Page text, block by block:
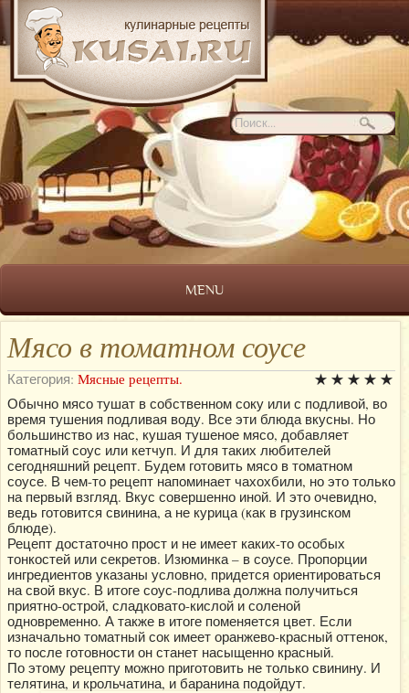
MENU
Мясо в томатном соусе
Категория: Мясные рецепты.
Обычно мясо тушат в собственном соку или с подливой, во
время тушения подливая воду. Все эти блюда вкусны. Но
большинство из нас, кушая тушеное мясо, добавляет
томатный соус или кетчуп. И для таких любителей
сегодняшний рецепт. Будем готовить мясо в томатном
соусе. В чем-то рецепт напоминает чахохбили, но это только
на первый взгляд. Вкус совершенно иной. И это очевидно,
ведь готовится свинина, а не курица (как в грузинском
блюде).
Рецепт достаточно прост и не имеет каких-то особых
тонкостей или секретов. Изюминка – в соусе. Пропорции
ингредиентов указаны условно, придется ориентироваться
на свой вкус. В итоге соус-подлива должна получиться
приятно-острой, сладковато-кислой и соленой
одновременно. А также в итоге поменяется цвет. Если
изначально томатный сок имеет оранжево-красный оттенок,
то после готовности он станет насыщенно красный.
По этому рецепту можно приготовить не только свинину. И
телятина, и крольчатина, и баранина подойдут.